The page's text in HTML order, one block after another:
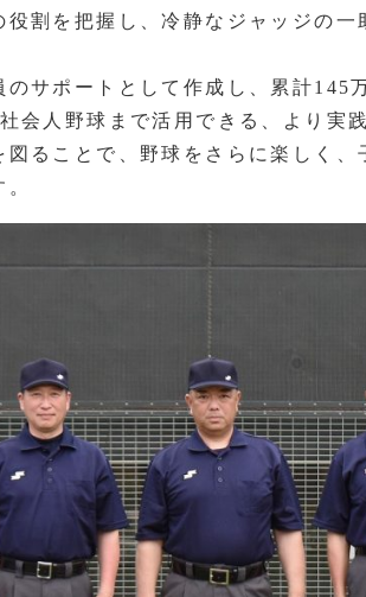
割を把握し、冷静なジャッジの一
サポートとして作成し、累計145
会人野球まで活用できる、より実
ることで、野球をさらに楽しく、